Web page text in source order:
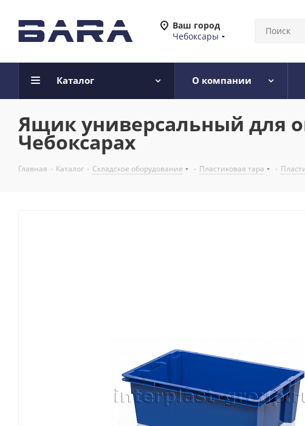
Ваш город
Чебоксары
Каталог О компании
Ящик универсальный для
Чебоксарах
Главная - Каталог - Складское оборудование - Пластиковая тара -